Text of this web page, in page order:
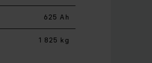
625 Ah
1 825 kg